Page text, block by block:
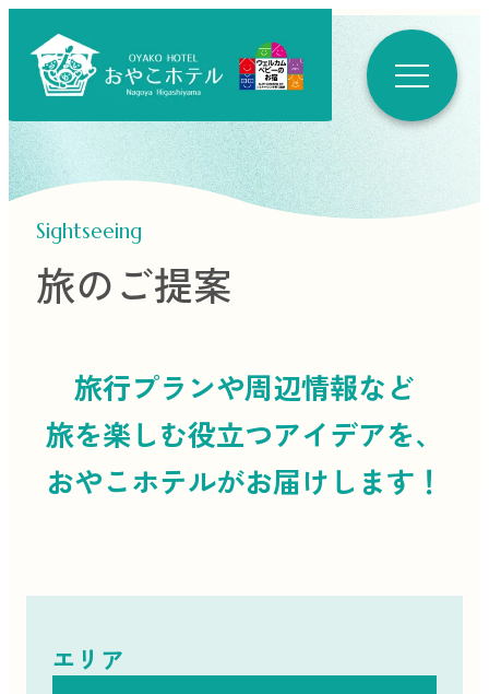
Sightseeing
旅のご提案
旅行プランや周辺情報など
旅を楽しむ役立つアイデアを、
おやこホテルがお届けします！
エリア